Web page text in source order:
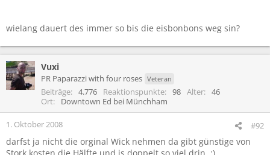
wielang dauert des immer so bis die eisbonbons weg sin?
Vuxi
PR Paparazzi with four roses Veteran
Beiträge 4.776 Reaktionspunkte 98 Alter
46
Ort
Downtown Ed bei Münchham
1. Oktober 2008 #92
darfst ja nicht die orginal Wick nehmen da gibt günstige von